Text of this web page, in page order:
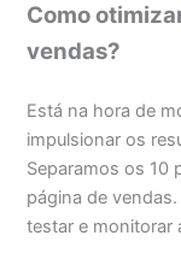
Como
vendas?
Está na hora de
impulsionar os
Separamos os 10
página de
testar e monitorar